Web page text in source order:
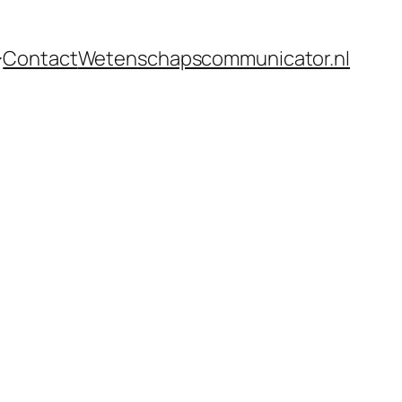
ContactWetenschapscommunicator.nl